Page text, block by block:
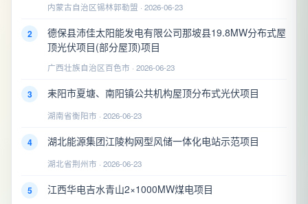
内蒙古自治区锡林郭勒盟 · 2026-06-23
2
德保县沛佳太阳能发电有限公司那坡县19.8MW分布式屋
顶光伏项目(部分屋顶)项目
广西壮族自治区百色市 · 2026-06-23
3 耒阳市夏塘、南阳镇公共机构屋顶分布式光伏项目
湖南省衡阳市 · 2026-06-23
4 湖北能源集团江陵构网型风储一体化电站示范项目
湖北省荆州市 · 2026-06-23
5 江西华电吉水青山2×1000MW煤电项目